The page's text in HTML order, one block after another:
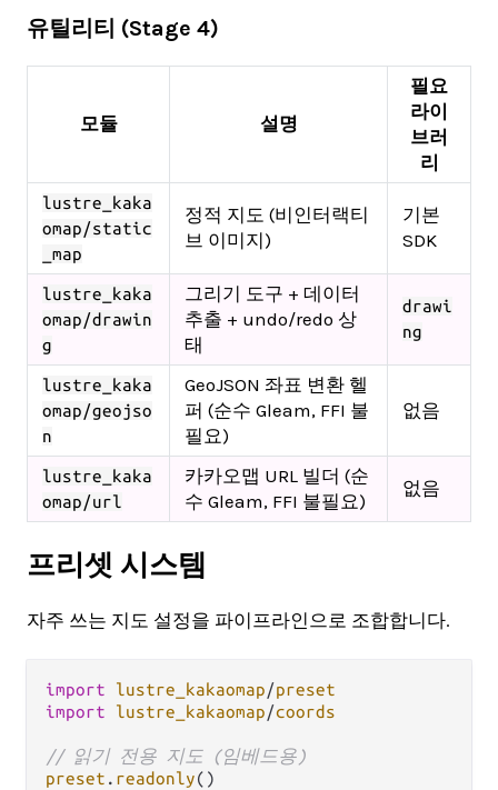
유틸리티 (Stage 4)
모듈 설명
필요
라이
브러
리
lustre_kaka
omap/static
_map
정적 지도 (비인터랙티
브 이미지)
기본
SDK
lustre_kaka
omap/drawin
g
그리기 도구 + 데이터
추출 + undo/redo 상
태
drawi
ng
lustre_kaka
omap/geojso
n
GeoJSON 좌표 변환 헬
퍼 (순수 Gleam, FFI 불
필요)
없음
lustre_kaka
omap/url
카카오맵 URL 빌더 (순
수 Gleam, FFI 불필요)
없음
프리셋 시스템
자주 쓰는 지도 설정을 파이프라인으로 조합합니다.
import lustre_kakaomap/preset
import
lustre_kakaomap/coords
// 읽기 전용 지도 (임베드용)
preset . readonly